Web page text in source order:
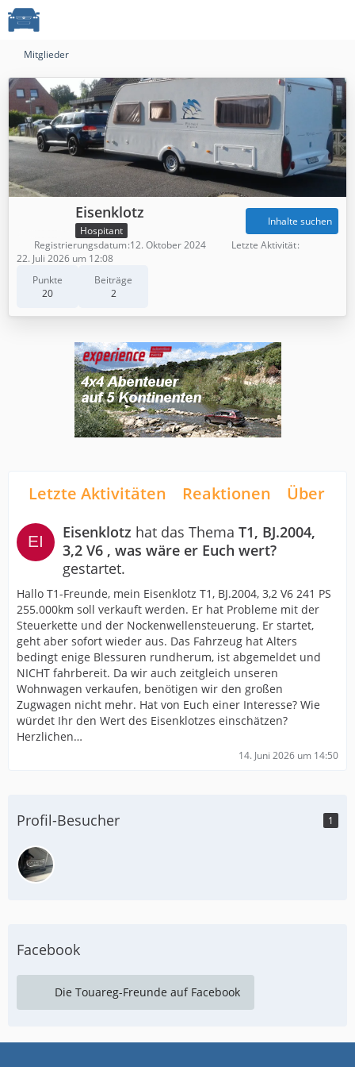
Mitglieder
Eisenklotz
Hospitant
Punkte
20
Beiträge
2
Inhalte suchen
Registrierungsdatum 12. Oktober 2024
Letzte Aktivität
22. Juli 2026 um 12:08
Letzte Aktivitäten Reaktionen Über
Eisenklotz hat das Thema T1, BJ.2004,
3,2 V6 , was wäre er Euch wert?
gestartet.
Hallo T1-Freunde, mein Eisenklotz T1, BJ.2004, 3,2 V6 241 PS
255.000km soll verkauft werden. Er hat Probleme mit der
Steuerkette und der Nockenwellensteuerung. Er startet,
geht aber sofort wieder aus. Das Fahrzeug hat Alters
bedingt enige Blessuren rundherum, ist abgemeldet und
NICHT fahrbereit. Da wir auch zeitgleich unseren
Wohnwagen verkaufen, benötigen wir den großen
Zugwagen nicht mehr. Hat von Euch einer Interesse? Wie
würdet Ihr den Wert des Eisenklotzes einschätzen?
Herzlichen…
14. Juni 2026 um 14:50
Profil-Besucher 1
Facebook
Die Touareg-Freunde auf Facebook